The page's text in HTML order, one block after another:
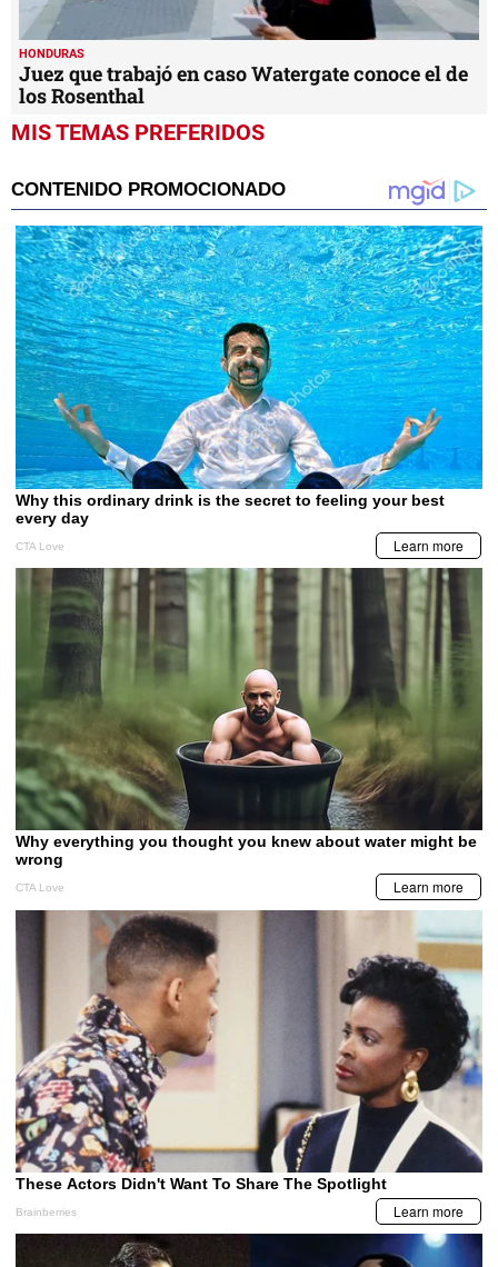
HONDURAS
Juez que trabajó en caso Watergate conoce el de
los Rosenthal
MIS TEMAS PREFERIDOS